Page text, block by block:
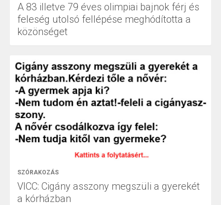
A 83 illetve 79 éves olimpiai bajnok férj és
feleség utolsó fellépése meghódította a
közönséget
SZÓRAKOZÁS
VICC: Cigány asszony megszüli a gyerekét
a kórházban